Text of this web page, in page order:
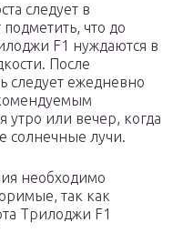
следует в
что до
F1 нуждаются в
После
следует ежедневно
утро или вечер, когда
солнечные лучи.
необходимо
так как
Трилоджи F1